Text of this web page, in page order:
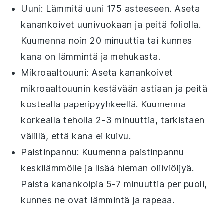
Uuni: Lämmitä uuni 175 asteeseen. Aseta
kanankoivet uunivuokaan ja peitä foliolla.
Kuumenna noin 20 minuuttia tai kunnes
kana on lämmintä ja mehukasta.
Mikroaaltouuni: Aseta kanankoivet
mikroaaltouunin kestävään astiaan ja peitä
kostealla paperipyyhkeellä. Kuumenna
korkealla teholla 2-3 minuuttia, tarkistaen
välillä, että kana ei kuivu.
Paistinpannu: Kuumenna paistinpannu
keskilämmölle ja lisää hieman oliiviöljyä.
Paista kanankoipia 5-7 minuuttia per puoli,
kunnes ne ovat lämmintä ja rapeaa.